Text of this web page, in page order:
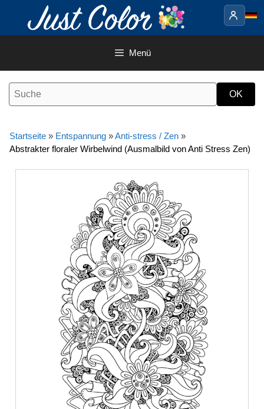
Inhalt
Menü
Startseite » Entspannung »Anti-stress / Zen »
Abstrakter floraler Wirbelwind (Ausmalbild von Anti Stress Zen)